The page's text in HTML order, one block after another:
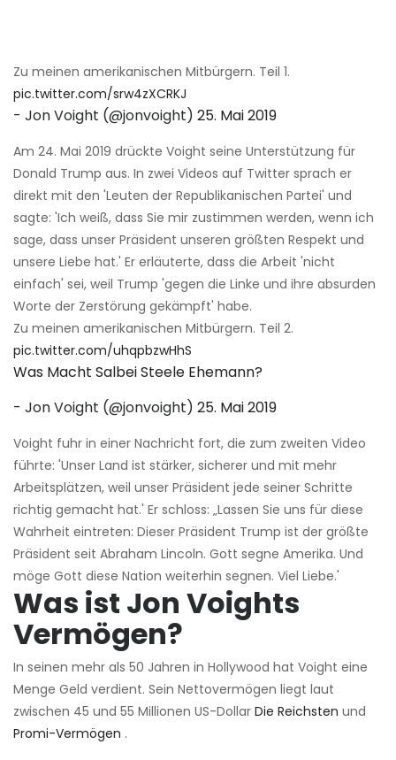
Zu meinen amerikanischen Mitbürgern. Teil 1.
pic.twitter.com/srw4zXCRKJ
- Jon Voight (@jonvoight) 25. Mai 2019
Am 24. Mai 2019 drückte Voight seine Unterstützung für
Donald Trump aus. In zwei Videos auf Twitter sprach er
direkt mit den 'Leuten der Republikanischen Partei' und
sagte: 'Ich weiß, dass Sie mir zustimmen werden, wenn ich
sage, dass unser Präsident unseren größten Respekt und
unsere Liebe hat.' Er erläuterte, dass die Arbeit 'nicht
einfach' sei, weil Trump 'gegen die Linke und ihre absurden
Worte der Zerstörung gekämpft' habe.
Zu meinen amerikanischen Mitbürgern. Teil 2.
pic.twitter.com/uhqpbzwHhS
Was Macht Salbei Steele Ehemann?
- Jon Voight (@jonvoight) 25. Mai 2019
Voight fuhr in einer Nachricht fort, die zum zweiten Video
führte: 'Unser Land ist stärker, sicherer und mit mehr
Arbeitsplätzen, weil unser Präsident jede seiner Schritte
richtig gemacht hat.' Er schloss: „Lassen Sie uns für diese
Wahrheit eintreten: Dieser Präsident Trump ist der größte
Präsident seit Abraham Lincoln. Gott segne Amerika. Und
möge Gott diese Nation weiterhin segnen. Viel Liebe.'
Was ist Jon Voights
Vermögen?
In seinen mehr als 50 Jahren in Hollywood hat Voight eine
Menge Geld verdient. Sein Nettovermögen liegt laut
zwischen 45 und 55 Millionen US-Dollar Die Reichsten und
Promi-Vermögen .